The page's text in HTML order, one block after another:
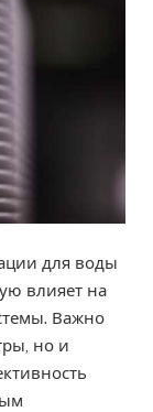
для воды
влияет на
Важно
но и